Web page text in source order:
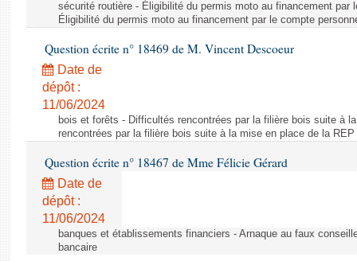
sécurité routière - Éligibilité du permis moto au financement par
Éligibilité du permis moto au financement par le compte
Question écrite n° 18469 de M. Vincent Descoeur
Date de
dépôt :
11/06/2024
bois et forêts - Difficultés rencontrées par la filière bois suite à
rencontrées par la filière bois suite à la mise en place de la REP
Question écrite n° 18467 de Mme Félicie Gérard
Date de
dépôt :
11/06/2024
banques et établissements financiers - Arnaque au faux
bancaire